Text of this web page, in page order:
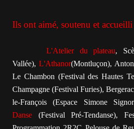
Ils ont aimé, soutenu et
L'Atelier du plateau,
Vallée), L'Athanor(Montluçon),
Le Chambon (Festival des Hautes
Champagne (Festival Furies),
le-François (Espace Simone
Danse (Festival Pré-Tendanse),